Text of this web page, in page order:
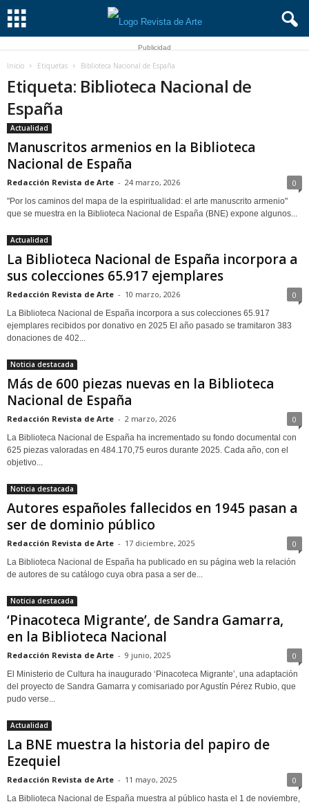
Publicidad
Inicio Etiquetas Biblioteca Nacional de España
Etiqueta: Biblioteca Nacional de
España
Actualidad
Manuscritos armenios en la Biblioteca
Nacional de España
Redacción Revista de Arte - 24 marzo, 2026 0
"Por los caminos del mapa de la espiritualidad: el arte manuscrito armenio"
que se muestra en la Biblioteca Nacional de España (BNE) expone algunos...
Actualidad
La Biblioteca Nacional de España incorpora a
sus colecciones 65.917 ejemplares
Redacción Revista de Arte - 10 marzo, 2026 0
La Biblioteca Nacional de España incorpora a sus colecciones 65.917
ejemplares recibidos por donativo en 2025 El año pasado se tramitaron 383
donaciones de 402...
Noticia destacada
Más de 600 piezas nuevas en la Biblioteca
Nacional de España
Redacción Revista de Arte - 2 marzo, 2026 0
La Biblioteca Nacional de España ha incrementado su fondo documental con
625 piezas valoradas en 484.170,75 euros durante 2025. Cada año, con el
objetivo...
Noticia destacada
Autores españoles fallecidos en 1945 pasan a
ser de dominio público
Redacción Revista de Arte - 17 diciembre, 2025 0
La Biblioteca Nacional de España ha publicado en su página web la relación
de autores de su catálogo cuya obra pasa a ser de...
Noticia destacada
‘Pinacoteca Migrante’, de Sandra Gamarra,
en la Biblioteca Nacional
Redacción Revista de Arte - 9 junio, 2025 0
El Ministerio de Cultura ha inaugurado ‘Pinacoteca Migrante’, una adaptación
del proyecto de Sandra Gamarra y comisariado por Agustín Pérez Rubio, que
pudo verse...
Actualidad
La BNE muestra la historia del papiro de
Ezequiel
Redacción Revista de Arte - 11 mayo, 2025 0
La Biblioteca Nacional de España muestra al público hasta el 1 de noviembre,